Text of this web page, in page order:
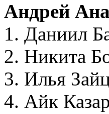
Андрей
1. Даниил
2. Никита
3. Илья
4. Айк